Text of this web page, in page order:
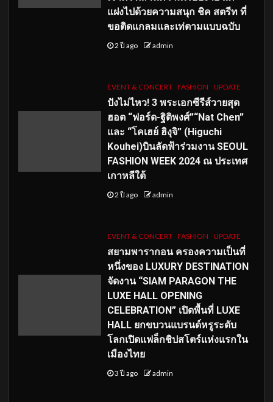
แฝงไปด้วยความสนุก ชิค สตรีท ที่
ขอติดแกลมและเท่ตามแบบฉบับ
2 ปี ago admin
EVENT & CONCERT FASHION UPDATE
ปังไม่ไหว! 3 พระเอกซีรีส์วายสุด
ฮอต “ฟอร์ด-ฐิติพงศ์”“Nat Chen”
และ “โคเฮย์ ฮิงุจิ” (Higuchi
Kouhei)บินลัดฟ้าร่วมงาน SEOUL
FASHION WEEK 2024 ณ ประเทศ
เกาหลีใต้
2 ปี ago admin
EVENT & CONCERT FASHION UPDATE
สยามพารากอน ครองความเป็นที่
หนึ่งของ LUXURY DESTINATION
จัดงาน “SIAM PARAGON THE
LUXE HALL OPENING
CELEBRATION” เปิดพื้นที่ LUXE
HALL ยกขบวนแบรนด์หรูระดับ
โลกเปิดแฟล็กชิปสโตร์แห่งแรกใน
เมืองไทย
3 ปี ago admin